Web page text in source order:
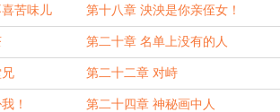
苦味儿 第十八章 泱泱是你亲侄女！
第二十章 名单上没有的人
第二十二章 对峙
！ 第二十四章 神秘画中人